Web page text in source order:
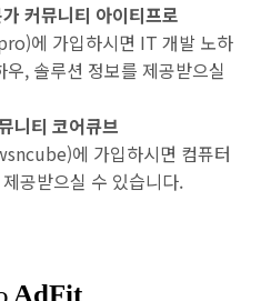
커뮤니티 아이티프로
)에 가입하시면 IT 개발 노하
, 솔루션 정보를 제공받으실
니티 코어큐브
)에 가입하시면 컴퓨터
공받으실 수 있습니다.